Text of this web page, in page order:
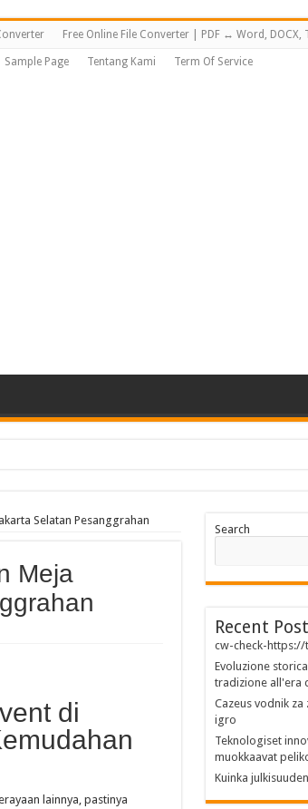
Free Online File Converter | PDF ↔ Word, DOCX,
Sample Page Tentang Kami Term Of Service
digitale
Selatan Pesanggrahan
Meja
di
lainnya, pastinya
Search
Recent
cw-check-https://
Evoluzione
tradizione all'era
Cazeus vodnik
igro
Teknologiset
muokkaavat
Kuinka